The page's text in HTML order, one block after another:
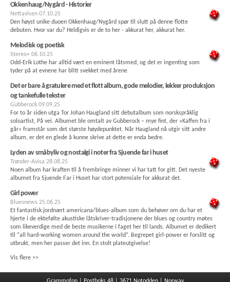
Okkenhaug/Nygård - Historier
Nettavisen 07.10.25
Den høyst unike duoen Okkenhaug/Nygård spør til slutt på denne flotte
debuten. Hvor var du? Heldigvis er de to her - akkurat her, akkurat her.
Melodisk og poetisk
Stereo+ 06.10.25
Odd-Erik Lothe har alltid vært en eminent låtsmed, og det er ingenting som
tyder på at evnene har blitt svekket med årene
Det er bare å gratulere med et flott album, gode melodier, lekker produksjon
og tankefulle tekster
Gubberock 09.09.25
For to år siden utga Tor Johan Haugland sitt debutalbum som norskspråklig
soloartist, På vei. Albumet ble omtalt av Gubberock – mye fint, der «Kaffen fra i
går» framstår som det største høydepunktet. Når Haugland nå utgir sitt andre
album, er det en glede å kunne skrive at dette er enda bedre.
Lyden av småbyliv og nostalgi i noter fra Sjuende far i huset
Trønder-Avisa 28.08.25
Noen album har kraften til å frembringe minner vi har tatt for gitt. Det nyeste
albumet fra Sjuende Far i Huset har stort potensiale for akkurat det.
Girl power
Bluesnews 25.06.25
Et fantastisk jordnært americana/blues-album som du behøver om du har et
hjerte i de ektefølte akustiske låtskriver-tradisjonene der blues og country møtes
som likeverdige med de beste musikerne i faget her til lands. Albumet er dedikert
til “all hard-working women around the world”. Begrepet girl-power er forslitt og
utbrukt, men her passer det inn. En stolt plateutgivelse!
Vis flere >>
Grammofon | Postboks 48 | 3671 Notodden | Norway